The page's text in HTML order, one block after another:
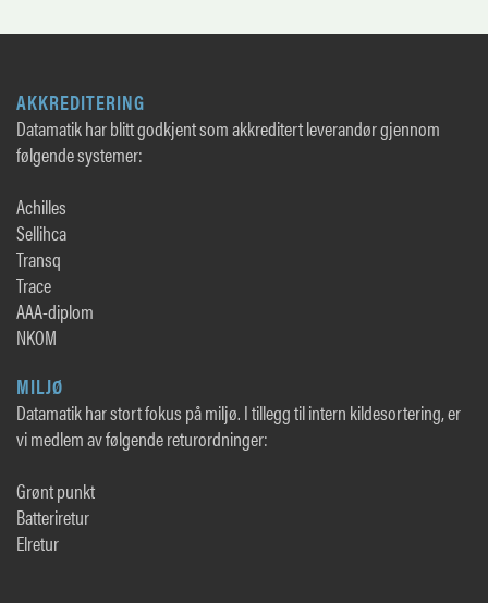
AKKREDITERING
Datamatik har blitt godkjent som akkreditert leverandør gjennom
følgende systemer:
Achilles
Sellihca
Transq
Trace
AAA-diplom
NKOM
MILJØ
Datamatik har stort fokus på miljø. I tillegg til intern kildesortering, er
vi medlem av følgende returordninger:
Grønt punkt
Batteriretur
Elretur